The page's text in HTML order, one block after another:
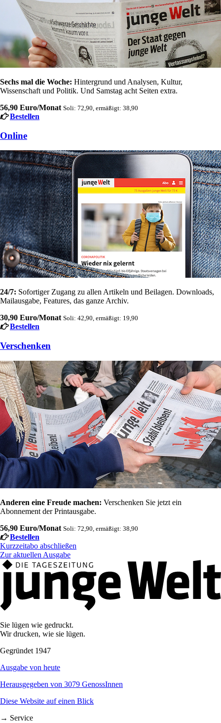
Sechs mal die Woche: Hintergrund und Analysen, Kultur,
Wissenschaft und Politik. Und Samstag acht Seiten extra.
56,90 Euro/Monat Soli: 72,90, ermäßigt: 38,90
Bestellen
Online
24/7: Sofortiger Zugang zu allen Artikeln und Beilagen. Downloads,
Mailausgabe, Features, das ganze Archiv.
30,90 Euro/Monat Soli: 42,90, ermäßigt: 19,90
Bestellen
Verschenken
Anderen eine Freude machen: Verschenken Sie jetzt ein
Abonnement der Printausgabe.
56,90 Euro/Monat Soli: 72,90, ermäßigt: 38,90
Bestellen
Kurzzeitabo abschließen
Zur aktuellen Ausgabe
Sie lügen wie gedruckt.
Wir drucken, wie sie lügen.
Gegründet 1947
Ausgabe von heute
Herausgegeben von 3079 GenossInnen
Diese Website auf einen Blick
→ Service